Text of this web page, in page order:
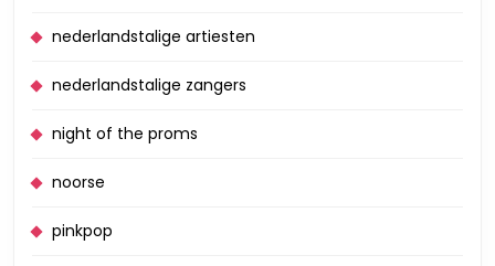
nederlandstalige artiesten
nederlandstalige zangers
night of the proms
noorse
pinkpop